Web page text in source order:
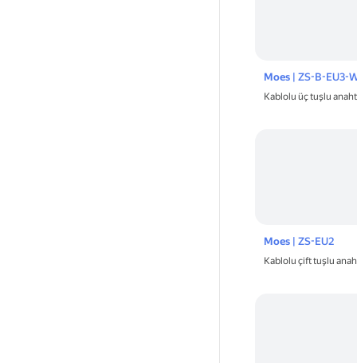
Moes| ZS-B-EU3-
Kablolu üç tuşlu
Moes| ZS-EU2
Kablolu çift tuşlu